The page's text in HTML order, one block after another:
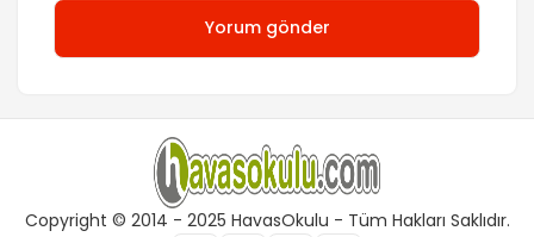
Copyright © 2014 - 2025 HavasOkulu - Tüm Hakları Saklıdır.